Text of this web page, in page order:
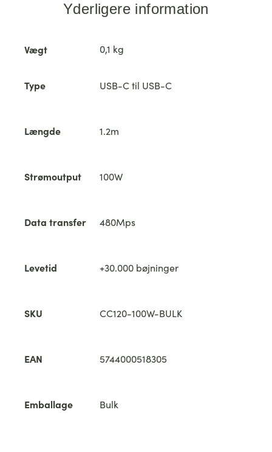
Yderligere information
Vægt 0,1 kg
Type USB-C til USB-C
Længde 1.2m
Strømoutput 100W
Data transfer 480Mps
Levetid +30.000 bøjninger
SKU CC120-100W-BULK
EAN 5744000518305
Emballage Bulk